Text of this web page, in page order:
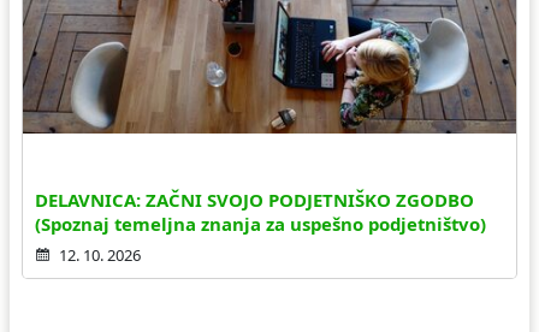
DELAVNICA: ZAČNI SVOJO PODJETNIŠKO ZGODBO
(Spoznaj temeljna znanja za uspešno podjetništvo)
12. 10. 2026